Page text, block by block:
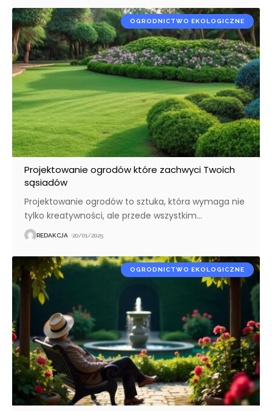
OGRODNICTWO EKOLOGICZNE
Projektowanie ogrodów które zachwyci Twoich
sąsiadów
Projektowanie ogrodów to sztuka, która wymaga nie
tylko kreatywności, ale przede wszystkim…
REDAKCJA 20/01/2025
OGRODNICTWO EKOLOGICZNE